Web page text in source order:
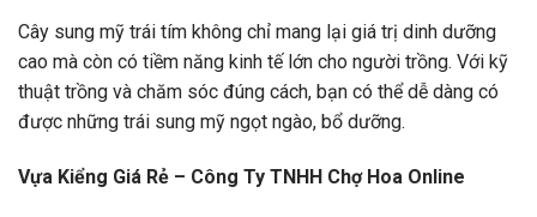
Cây sung mỹ trái tím không chỉ mang lại giá trị dinh dưỡng
cao mà còn có tiềm năng kinh tế lớn cho người trồng. Với kỹ
thuật trồng và chăm sóc đúng cách, bạn có thể dễ dàng có
được những trái sung mỹ ngọt ngào, bổ dưỡng.
Vựa Kiểng Giá Rẻ – Công Ty TNHH Chợ Hoa Online